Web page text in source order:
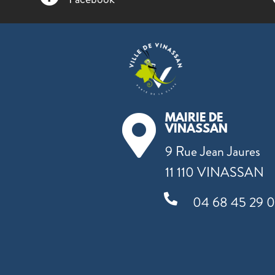

MAIRIE DE
VINASSAN
9 Rue Jean Jaures
11 110 VINASSAN
 04 68 45 29